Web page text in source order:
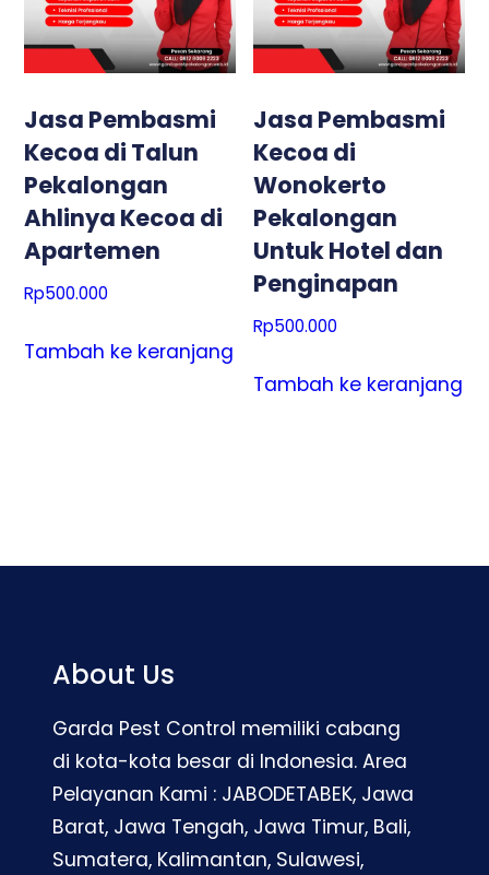
Jasa Pembasmi
Kecoa di Talun
Pekalongan
Ahlinya Kecoa di
Apartemen
Rp500.000
Tambah ke keranjang
Jasa Pembasmi
Kecoa di
Wonokerto
Pekalongan
Untuk Hotel dan
Penginapan
Rp500.000
Tambah ke keranjang
About Us
Garda Pest Control memiliki cabang
di kota-kota besar di Indonesia. Area
Pelayanan Kami : JABODETABEK, Jawa
Barat, Jawa Tengah, Jawa Timur, Bali,
Sumatera, Kalimantan, Sulawesi,